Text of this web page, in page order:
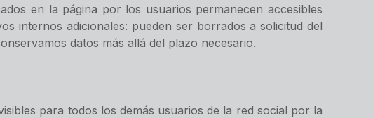
en la página por los usuarios permanecen accesibles
internos adicionales: pueden ser borrados a solicitud del
datos más allá del plazo necesario.
para todos los demás usuarios de la red social por la